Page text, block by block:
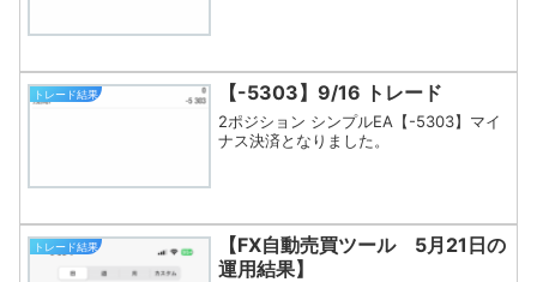
トレード結果 【-5303】9/16 トレード
2ポジション シンプルEA【-5303】マイ
ナス決済となりました。
トレード結果
【FX自動売買ツール 5月21日の
運用結果】